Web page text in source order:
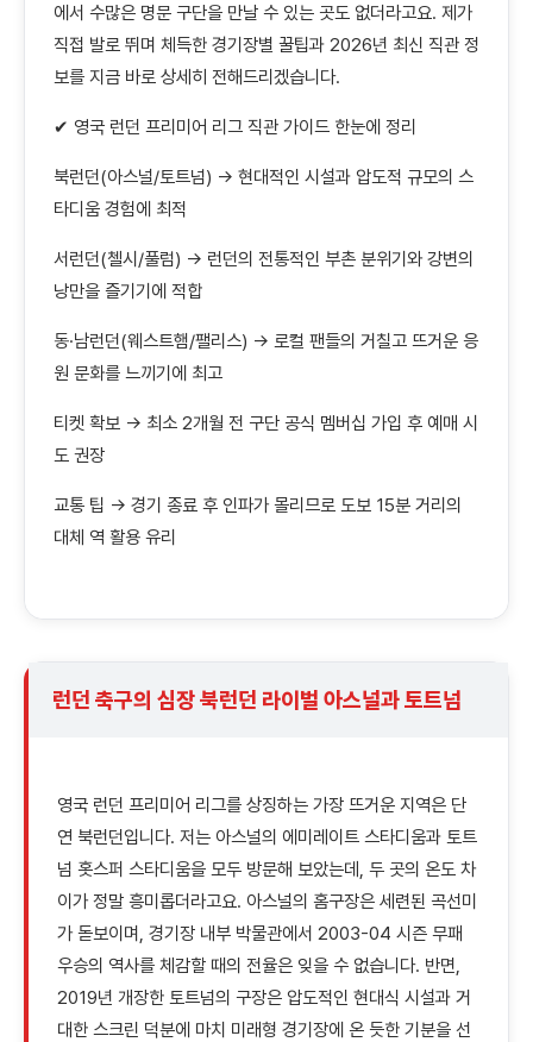
에서 수많은 명문 구단을 만날 수 있는 곳도 없더라고요. 제가
직접 발로 뛰며 체득한 경기장별 꿀팁과 2026년 최신 직관 정
보를 지금 바로 상세히 전해드리겠습니다.
✔ 영국 런던 프리미어 리그 직관 가이드 한눈에 정리
북런던(아스널/토트넘) → 현대적인 시설과 압도적 규모의 스
타디움 경험에 최적
서런던(첼시/풀럼) → 런던의 전통적인 부촌 분위기와 강변의
낭만을 즐기기에 적합
동·남런던(웨스트햄/팰리스) → 로컬 팬들의 거칠고 뜨거운 응
원 문화를 느끼기에 최고
티켓 확보 → 최소 2개월 전 구단 공식 멤버십 가입 후 예매 시
도 권장
교통 팁 → 경기 종료 후 인파가 몰리므로 도보 15분 거리의
대체 역 활용 유리
런던 축구의 심장 북런던 라이벌 아스널과 토트넘
영국 런던 프리미어 리그를 상징하는 가장 뜨거운 지역은 단
연 북런던입니다. 저는 아스널의 에미레이트 스타디움과 토트
넘 홋스퍼 스타디움을 모두 방문해 보았는데, 두 곳의 온도 차
이가 정말 흥미롭더라고요. 아스널의 홈구장은 세련된 곡선미
가 돋보이며, 경기장 내부 박물관에서 2003-04 시즌 무패
우승의 역사를 체감할 때의 전율은 잊을 수 없습니다. 반면,
2019년 개장한 토트넘의 구장은 압도적인 현대식 시설과 거
대한 스크린 덕분에 마치 미래형 경기장에 온 듯한 기분을 선